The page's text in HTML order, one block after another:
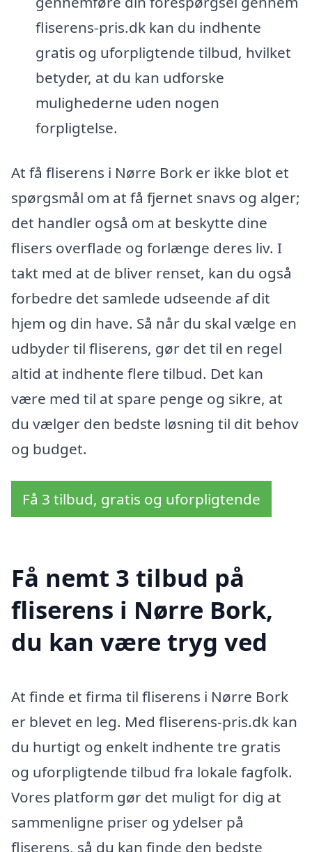
fliserens-pris.dk kan du indhente
gratis og uforpligtende tilbud, hvilket
betyder, at du kan udforske
mulighederne uden nogen
forpligtelse.
At få fliserens i Nørre Bork er ikke blot et
spørgsmål om at få fjernet snavs og alger;
det handler også om at beskytte dine
flisers overflade og forlænge deres liv. I
takt med at de bliver renset, kan du også
forbedre det samlede udseende af dit
hjem og din have. Så når du skal vælge en
udbyder til fliserens, gør det til en regel
altid at indhente flere tilbud. Det kan
være med til at spare penge og sikre, at
du vælger den bedste løsning til dit behov
og budget.
Få 3 tilbud, gratis og uforpligtende
Få nemt 3 tilbud på
fliserens i Nørre Bork,
du kan være tryg ved
At finde et firma til fliserens i Nørre Bork
er blevet en leg. Med fliserens-pris.dk kan
du hurtigt og enkelt indhente tre gratis
og uforpligtende tilbud fra lokale fagfolk.
Vores platform gør det muligt for dig at
sammenligne priser og ydelser på
fliserens, så du kan finde den bedste